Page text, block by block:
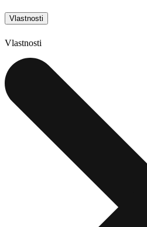
Vlastnosti
Vlastnosti